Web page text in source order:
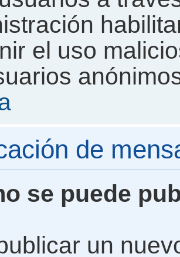
el uso
de
se puede
un